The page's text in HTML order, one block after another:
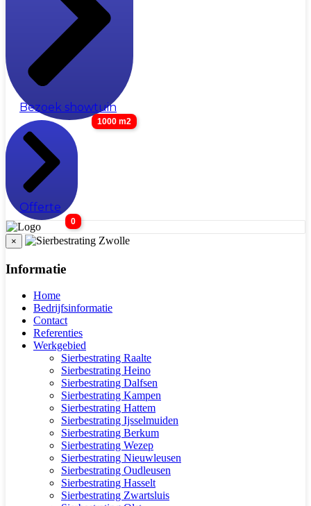
Bezoek showtuin
1000 m2
Offerte
0
×
Informatie
Home
Bedrijfsinformatie
Contact
Referenties
Werkgebied
Sierbestrating Raalte
Sierbestrating Heino
Sierbestrating Dalfsen
Sierbestrating Kampen
Sierbestrating Hattem
Sierbestrating Ijsselmuiden
Sierbestrating Berkum
Sierbestrating Wezep
Sierbestrating Nieuwleusen
Sierbestrating Oudleusen
Sierbestrating Hasselt
Sierbestrating Zwartsluis